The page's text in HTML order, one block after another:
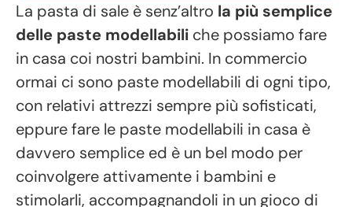
La pasta di sale è senz’altro la più semplice
delle paste modellabili che possiamo fare
in casa coi nostri bambini. In commercio
ormai ci sono paste modellabili di ogni tipo,
con relativi attrezzi sempre più sofisticati,
eppure fare le paste modellabili in casa è
davvero semplice ed è un bel modo per
coinvolgere attivamente i bambini e
stimolarli, accompagnandoli in un gioco di